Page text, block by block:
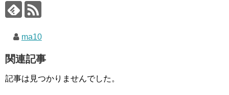
ma10
関連記事
記事は見つかりませんでした。